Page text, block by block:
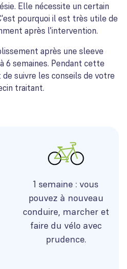
Elle nécessite un certain
pourquoi il est très utile de
après l'intervention.
après une sleeve
6 semaines. Pendant cette
suivre les conseils de votre
traitant.
1 semaine : vous
pouvez à nouveau
conduire, marcher et
faire du vélo avec
prudence.